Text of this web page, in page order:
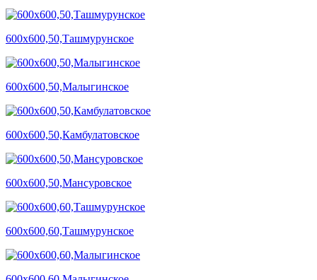
600х600,50,Ташмурунское
600х600,50,Малыгинское
600х600,50,Камбулатовское
600х600,50,Мансуровское
600х600,60,Ташмурунское